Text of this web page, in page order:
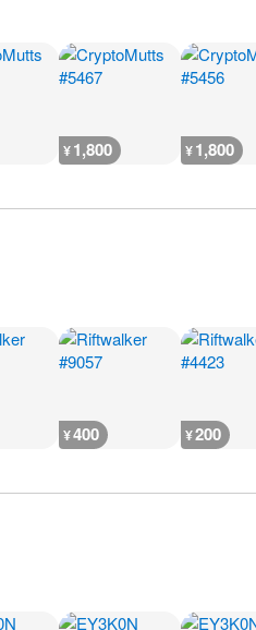
¥1,800 ¥1,800
¥400 ¥200